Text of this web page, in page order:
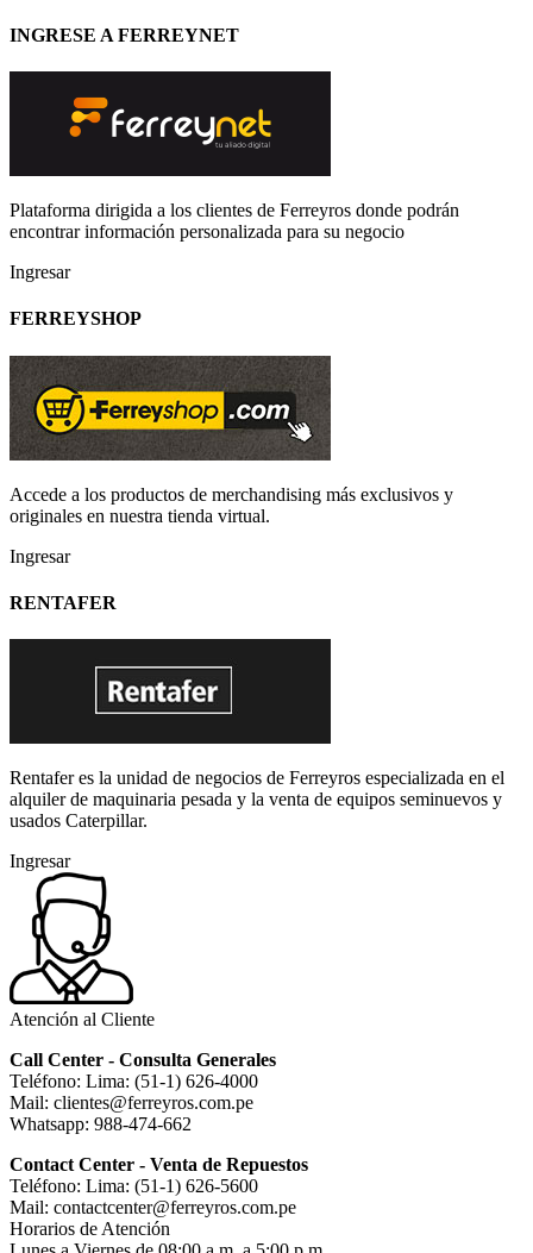
INGRESE A FERREYNET
Plataforma dirigida a los clientes de Ferreyros donde podrán
encontrar información personalizada para su negocio
Ingresar
FERREYSHOP
Accede a los productos de merchandising más exclusivos y
originales en nuestra tienda virtual.
Ingresar
RENTAFER
Rentafer es la unidad de negocios de Ferreyros especializada en el
alquiler de maquinaria pesada y la venta de equipos seminuevos y
usados Caterpillar.
Ingresar
Atención al Cliente
Call Center - Consulta Generales
Teléfono: Lima: (51-1) 626-4000
Mail: clientes@ferreyros.com.pe
Whatsapp: 988-474-662
Contact Center - Venta de Repuestos
Teléfono: Lima: (51-1) 626-5600
Mail: contactcenter@ferreyros.com.pe
Horarios de Atención